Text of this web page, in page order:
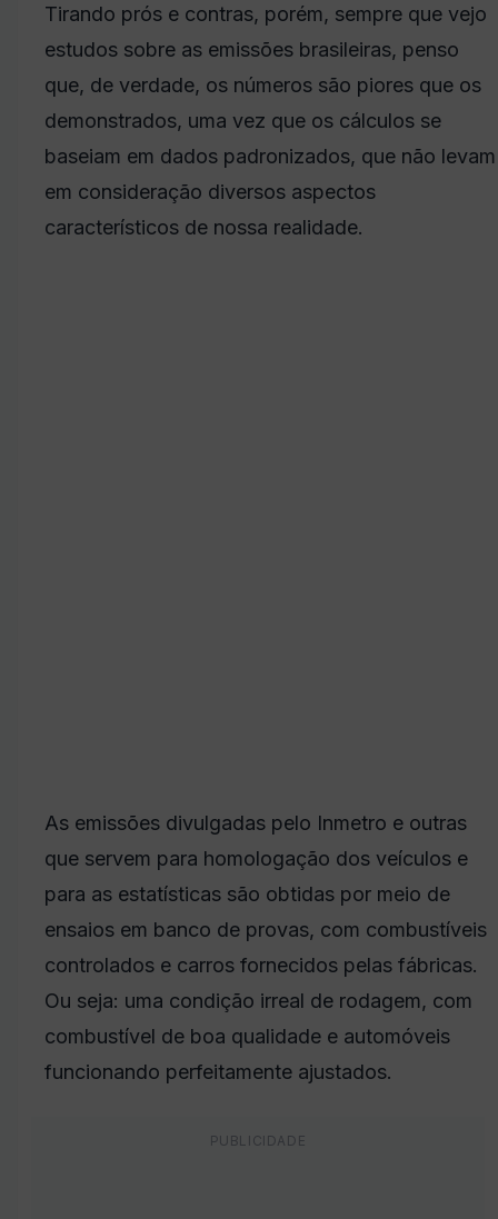
Tirando prós e contras, porém, sempre que vejo
estudos sobre as emissões brasileiras, penso
que, de verdade, os números são piores que os
demonstrados, uma vez que os cálculos se
baseiam em dados padronizados, que não levam
em consideração diversos aspectos
característicos de nossa realidade.
As emissões divulgadas pelo Inmetro e outras
que servem para homologação dos veículos e
para as estatísticas são obtidas por meio de
ensaios em banco de provas, com combustíveis
controlados e carros fornecidos pelas fábricas.
Ou seja: uma condição irreal de rodagem, com
combustível de boa qualidade e automóveis
funcionando perfeitamente ajustados.